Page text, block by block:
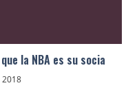
la NBA es su socia